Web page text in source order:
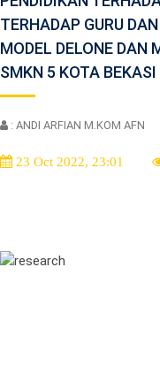
TERHADAP GURU
MODEL DELONE DAN
SMKN 5 KOTA BEKASI
: ANDI ARFIAN M.KOM AFN
23 Oct 2022, 23:01